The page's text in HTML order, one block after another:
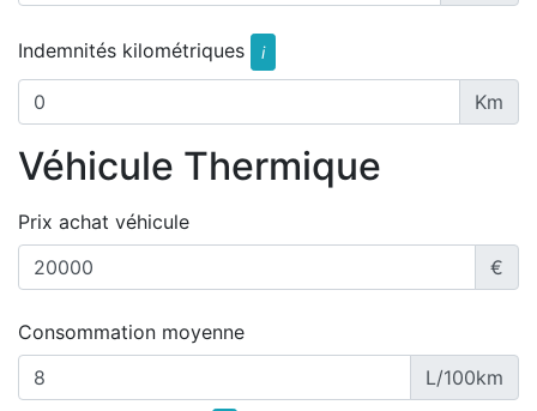
Indemnités kilométriques i
Km
Véhicule Thermique
Prix achat véhicule
€
Consommation moyenne
L/100km